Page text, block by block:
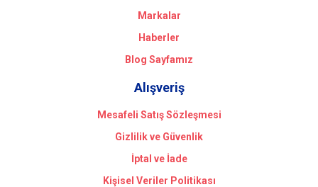
Markalar
Haberler
Blog Sayfamız
Alışveriş
Mesafeli Satış Sözleşmesi
Gizlilik ve Güvenlik
İptal ve İade
Kişisel Veriler Politikası